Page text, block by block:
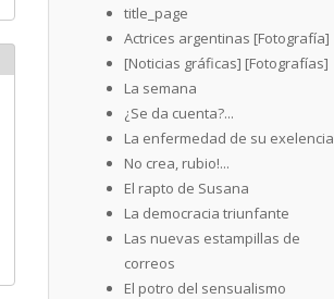
title_page
Actrices argentinas [Fotografía]
[Noticias gráficas] [Fotografías]
La semana
¿Se da cuenta?...
La enfermedad de su exelencia
No crea, rubio!...
El rapto de Susana
La democracia triunfante
Las nuevas estampillas de
correos
El potro del sensualismo